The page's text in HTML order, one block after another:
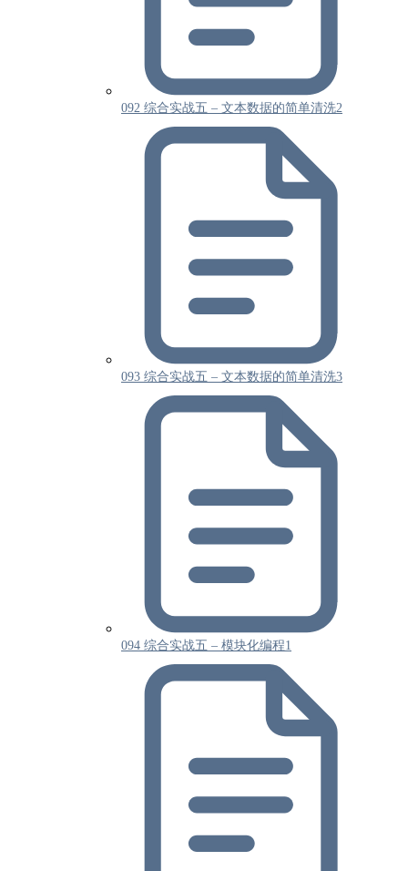
092 综合实战五 – 文本数据的简单清洗2
093 综合实战五 – 文本数据的简单清洗3
094 综合实战五 – 模块化编程1